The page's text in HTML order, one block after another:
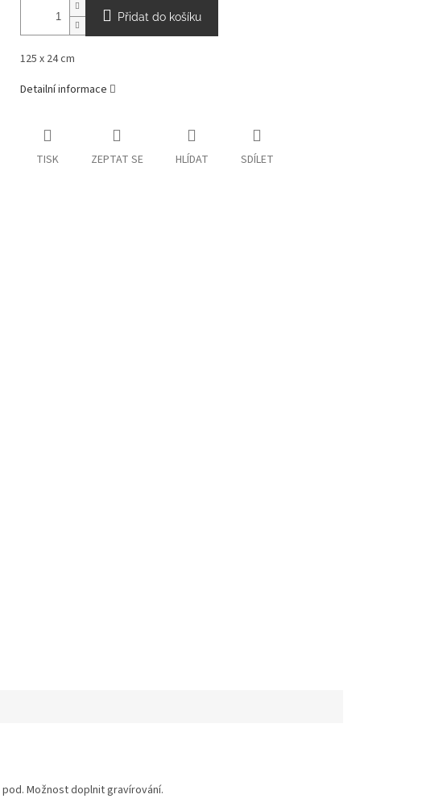
Přidat do košíku
125 x 24 cm
Detailní informace
TISK ZEPTAT SE HLÍDAT SDÍLET
Možnost doplnit gravírování.